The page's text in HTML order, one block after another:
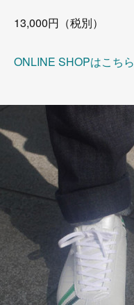
13,000円（税別）
ONLINE SHOPはこちら